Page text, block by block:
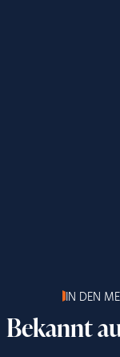
IN DEN
Bekannt